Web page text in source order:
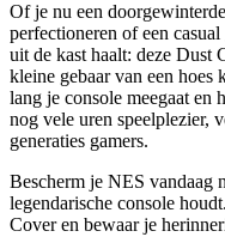
Of je nu een
perfectioneren of een
uit de kast haalt: deze Dust
kleine gebaar van een hoes
lang je console meegaat
nog vele uren speelplezier,
generaties gamers.
Bescherm je NES vandaag
legendarische console
Cover en bewaar je